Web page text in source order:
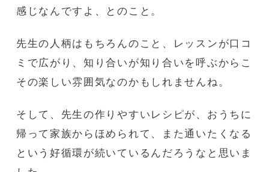
感じなんですよ、とのこと。
先生の人柄はもちろんのこと、レッスンが口コ
ミで広がり、知り合いが知り合いを呼ぶからこ
その楽しい雰囲気なのかもしれませんね。
そして、先生の作りやすいレシピが、おうちに
帰って家族からほめられて、また通いたくなる
という好循環が続いているんだろうなと思いま